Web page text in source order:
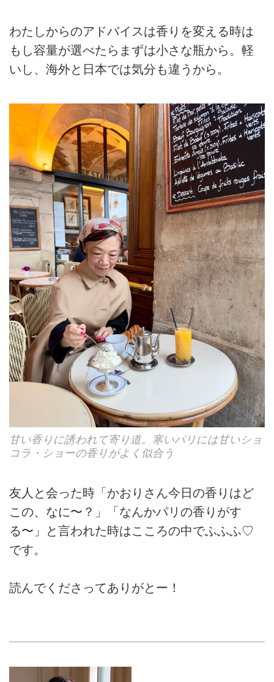
わたしからのアドバイスは香りを変える時は
もし容量が選べたらまずは小さな瓶から。軽
いし、海外と日本では気分も違うから。
甘い香りに誘われて寄り道。寒いパリには甘いショ
コラ・ショーの香りがよく似合う
友人と会った時「かおりさん今日の香りはど
この、なに〜？」「なんかパリの香りがす
る〜」と言われた時はこころの中でふふふ♡
です。
読んでくださってありがとー！